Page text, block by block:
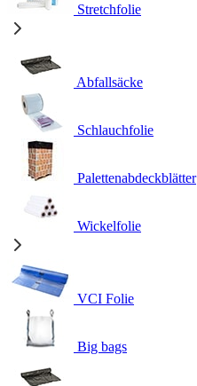
Stretchfolie
Abfallsäcke
Schlauchfolie
Palettenabdeckblätter
Wickelfolie
VCI Folie
Big bags